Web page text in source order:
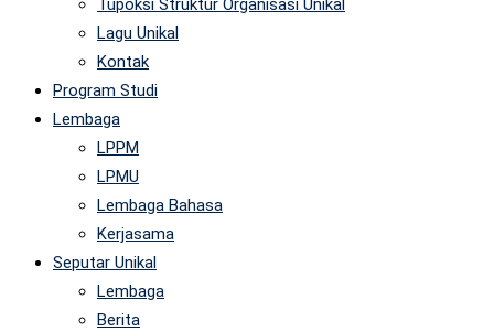
Tupoksi Struktur Organisasi Unikal
Lagu Unikal
Kontak
Program Studi
Lembaga
LPPM
LPMU
Lembaga Bahasa
Kerjasama
Seputar Unikal
Lembaga
Berita